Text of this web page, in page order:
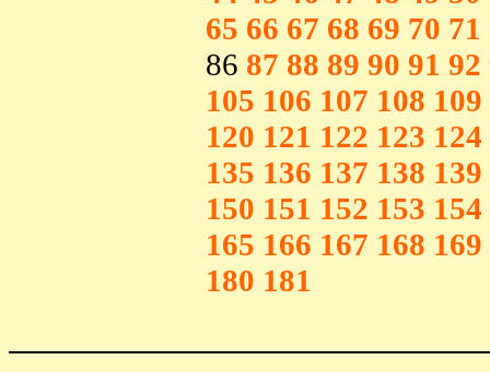
65 66 67 68 69 70 71
86 87 88 89 90 91 92
105 106 107 108 109
120 121 122 123 124
135 136 137 138 139
150 151 152 153 154
165 166 167 168 169
180 181